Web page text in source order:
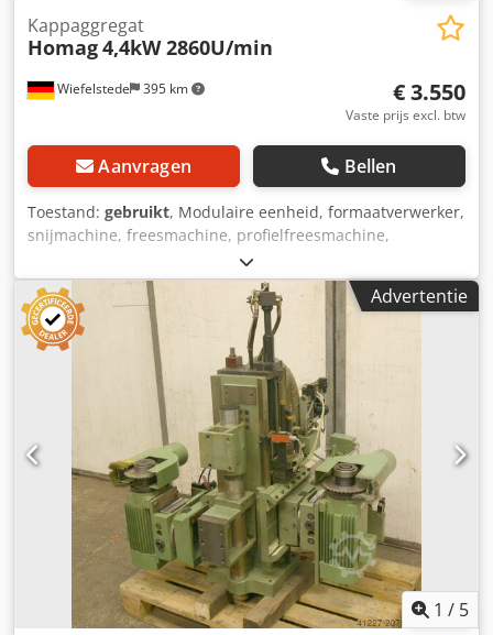
Wiefelstede 395 km
Kappaggregat
Homag4,4kW 2860U/min
€ 3.550
Vaste prijs excl. btw
Aanvragen Bellen
Toestand: gebruikt, Modulaire eenheid, formaatverwerker,
snijmachine, freesmachine, profielfreesmachine,
voegfreesmachine, snijmachine, dubbelzijdige profiler,
kantverwerkingsmachine, scoremotor,
versnipperaarmotor, freesmotor voor
kantverwerkingsmachine -HOMAG snoeiapparaat voor het
trimmen van de uitstekende randen aan de voor- en
achterkant -met zwaar leiderschap -Freestoestel: draaibaar
-2x motoren -Motortype: KCS 71.16-2 D -Vermogen: 4,4/6,6
kW -Voltage: 220/380/380 volt -Frequentie: 50/100 Hz -
Snelheid: 2860/5870 rpm Dsdjb Uhp Iepfx Adisck -andere
motoren met andere diensten op voorraad tegen een
meerprijs -Maten: 1200/960/H600 mm -gewicht: 470 kg
Advertentie
1 / 5